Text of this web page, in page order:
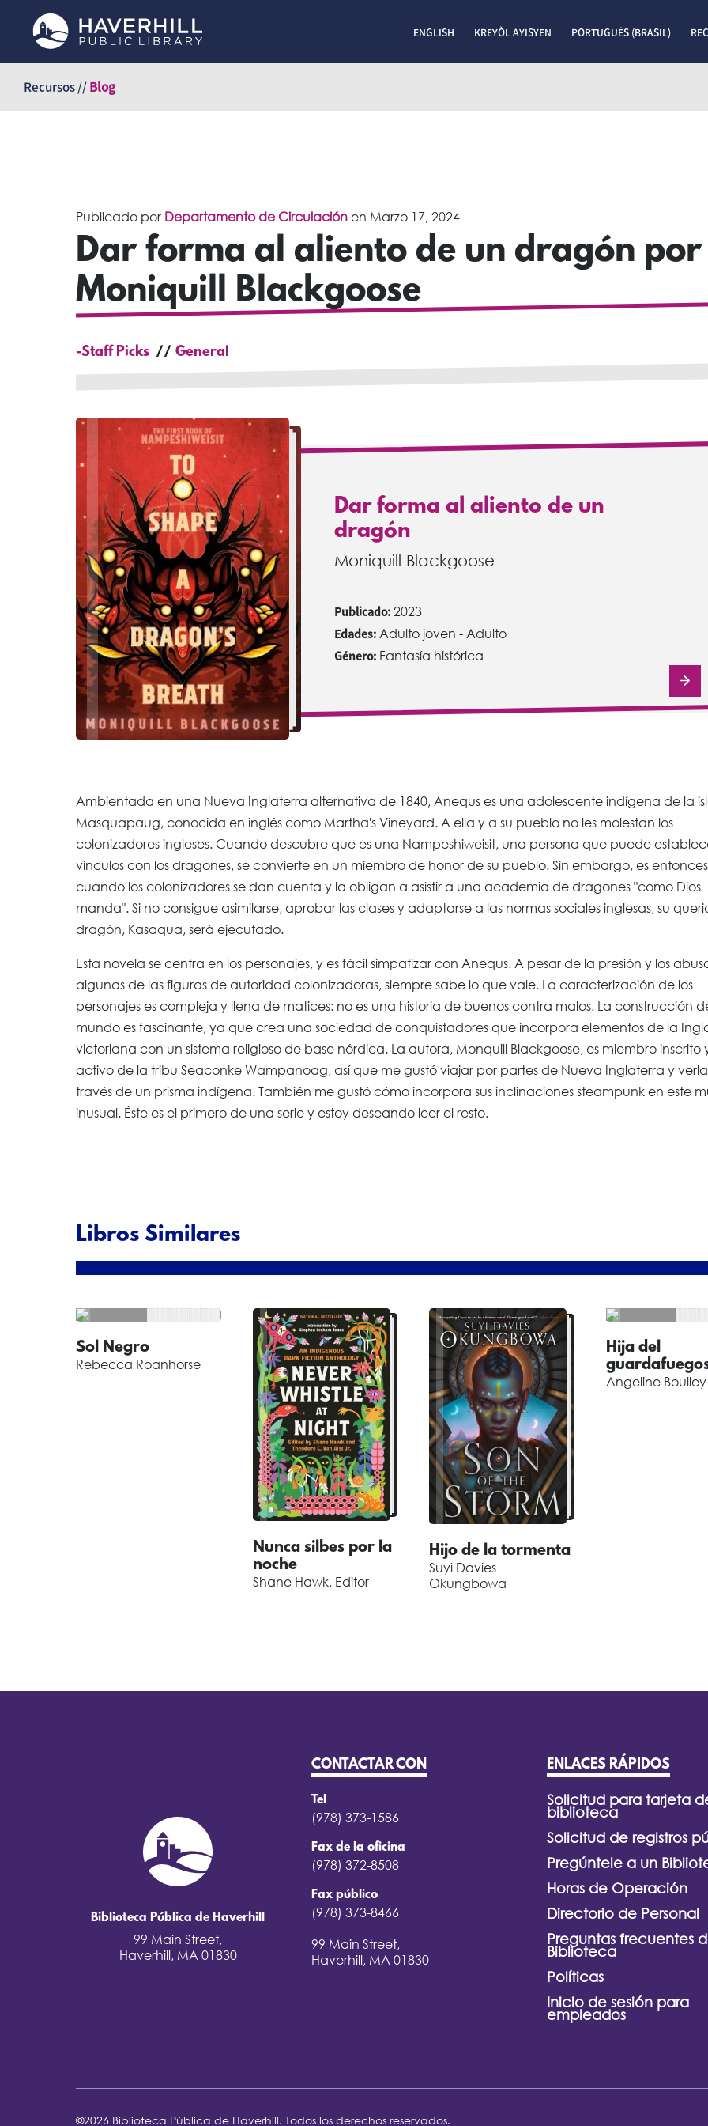
contenido
ENGLISH KREYÒL AYISYEN PORTUGUÊS (BRASIL)
Recursos //Blog
Publicado por Departamento de Circulación en Marzo 17, 2024
Dar forma al aliento de un dragón por
Moniquill Blackgoose
-Staff Picks General
Dar forma al aliento de un
dragón
Moniquill Blackgoose
Publicado:2023
Edades:Adulto joven - Adulto
Género:Fantasía histórica
Ambientada en una Nueva Inglaterra alternativa de 1840, Anequs es una adolescente indígena de la
Masquapaug, conocida en inglés como Martha's Vineyard. A ella y a su pueblo no les molestan los
colonizadores ingleses. Cuando descubre que es una Nampeshiweisit, una persona que puede
vínculos con los dragones, se convierte en un miembro de honor de su pueblo. Sin embargo, es entonces
cuando los colonizadores se dan cuenta y la obligan a asistir a una academia de dragones "como Dios
manda". Si no consigue asimilarse, aprobar las clases y adaptarse a las normas sociales inglesas, su
dragón, Kasaqua, será ejecutado.
Esta novela se centra en los personajes, y es fácil simpatizar con Anequs. A pesar de la presión y los
algunas de las figuras de autoridad colonizadoras, siempre sabe lo que vale. La caracterización de los
personajes es compleja y llena de matices: no es una historia de buenos contra malos. La construcción
mundo es fascinante, ya que crea una sociedad de conquistadores que incorpora elementos de la
victoriana con un sistema religioso de base nórdica. La autora, Monquill Blackgoose, es miembro inscrito
activo de la tribu Seaconke Wampanoag, así que me gustó viajar por partes de Nueva Inglaterra y
través de un prisma indígena. También me gustó cómo incorpora sus inclinaciones steampunk en este
inusual. Éste es el primero de una serie y estoy deseando leer el resto.
Libros Similares
Sol Negro
Rebecca Roanhorse
Nunca silbes por la
noche
Shane Hawk, Editor
Hijo de la tormenta
Suyi Davies
Okungbowa
Hija del
Angeline Boulley
Biblioteca Pública de Haverhill
99 Main Street,
Haverhill, MA 01830
CONTACTAR CON
Tel
(978) 373-1586
Fax de la oficina
(978) 372-8508
Fax público
(978) 373-8466
99 Main Street,
Haverhill, MA 01830
ENLACES RÁPIDOS
Solicitud para tarjeta
biblioteca
Solicitud de registros
Pregúntele a un
Horas de Operación
Directorio de Personal
Preguntas frecuentes
Biblioteca
Políticas
Inicio de sesión para
empleados
©2026 Biblioteca Pública de Haverhill. Todos los derechos reservados.